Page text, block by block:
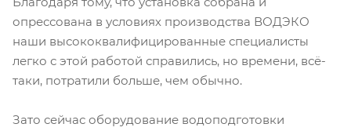
опрессована в условиях производства ВОДЭКО
наши высококвалифицированные специалисты
легко с этой работой справились, но времени, всё-
таки, потратили больше, чем обычно.
Зато сейчас оборудование водоподготовки